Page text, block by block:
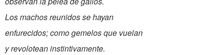
Los machos reunidos se hayan
enfurecidos; como gemelos que vuelan
y revolotean instintivamente.